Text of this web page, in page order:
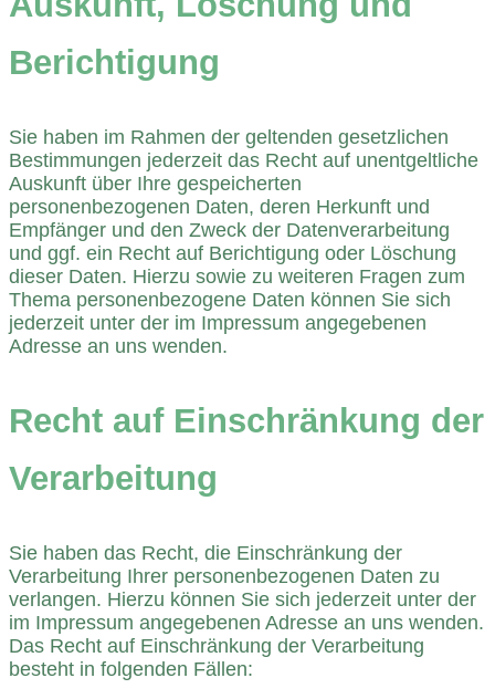
Berichtigung
Sie haben im Rahmen der geltenden gesetzlichen
Bestimmungen jederzeit das Recht auf unentgeltliche
Auskunft über Ihre gespeicherten
personenbezogenen Daten, deren Herkunft und
Empfänger und den Zweck der Datenverarbeitung
und ggf. ein Recht auf Berichtigung oder Löschung
dieser Daten. Hierzu sowie zu weiteren Fragen zum
Thema personenbezogene Daten können Sie sich
jederzeit unter der im Impressum angegebenen
Adresse an uns wenden.
Recht auf Einschränkung der
Verarbeitung
Sie haben das Recht, die Einschränkung der
Verarbeitung Ihrer personenbezogenen Daten zu
verlangen. Hierzu können Sie sich jederzeit unter der
im Impressum angegebenen Adresse an uns wenden.
Das Recht auf Einschränkung der Verarbeitung
besteht in folgenden Fällen: